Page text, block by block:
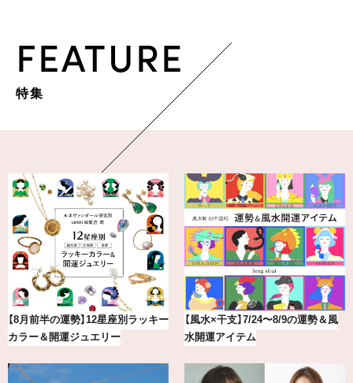
FEATURE
特集
8/9の運勢＆風
【涼しい通勤ワイドパンツ】“楽して
きちんとパンツ”が夏の味方
気分が上がる「フ